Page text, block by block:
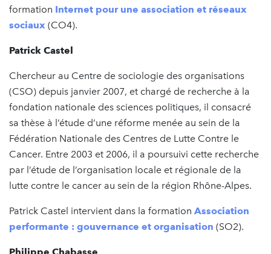
formation Internet pour une association et réseaux
sociaux (CO4).
Patrick Castel
Chercheur au Centre de sociologie des organisations
(CSO) depuis janvier 2007, et chargé de recherche à la
fondation nationale des sciences politiques, il consacré
sa thèse à l’étude d’une réforme menée au sein de la
Fédération Nationale des Centres de Lutte Contre le
Cancer. Entre 2003 et 2006, il a poursuivi cette recherche
par l’étude de l’organisation locale et régionale de la
lutte contre le cancer au sein de la région Rhône-Alpes.
Patrick Castel intervient dans la formation Association
performante : gouvernance et organisation (SO2).